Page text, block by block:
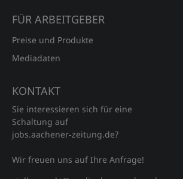
FÜR ARBEITGEBER
Preise und Produkte
Mediadaten
KONTAKT
Sie interessieren sich für eine
Schaltung auf
jobs.aachener‑zeitung.de?
Wir freuen uns auf Ihre Anfrage!